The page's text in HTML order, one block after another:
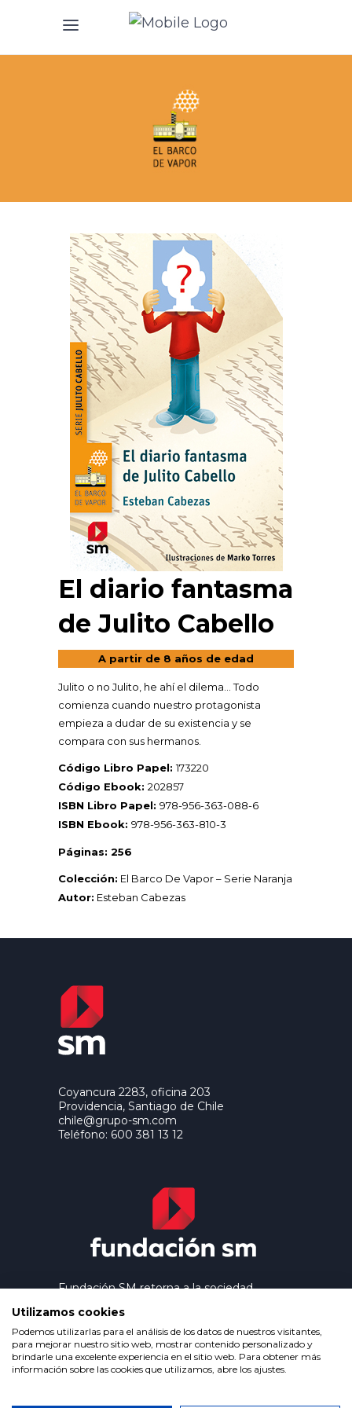
El diario fantasma
de Julito Cabello
A partir de 8 años de edad
Julito o no Julito, he ahí el dilema… Todo
comienza cuando nuestro protagonista
empieza a dudar de su existencia y se
compara con sus hermanos.
Código Libro Papel:173220
Código Ebook: 202857
ISBN Libro Papel: 978-956-363-088-6
ISBN Ebook: 978-956-363-810-3
Páginas: 256
Colección: El Barco De Vapor – Serie Naranja
Autor: Esteban Cabezas
Coyancura 2283, oficina 203
Providencia, Santiago de Chile
chile@grupo-sm.com
Teléfono: 600 381 13 12
Fundación SM retorna a la sociedad
editorial de Ediciones SM, contribuyendo
así a extender la cultura y la educación a
los grupos más desfavorecidos.
Condiciones de uso
Utilizamos cookies
Podemos utilizarlas para el análisis de los datos de nuestros visitantes,
para mejorar nuestro sitio web, mostrar contenido personalizado y
brindarle una excelente experiencia en el sitio web. Para obtener más
información sobre las cookies que utilizamos, abre los ajustes.